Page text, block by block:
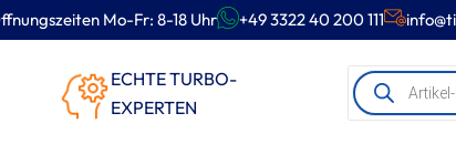
Mo-Fr: 8-18 Uhr +49 3322 40 200 111
ECHTE TURBO-
EXPERTEN
Products
search